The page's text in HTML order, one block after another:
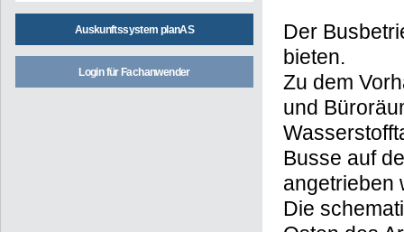
Auskunftssystem planAS
Login für Fachanwender
Der
bieten.
Zu dem
und
Busse auf
angetrieben
Die